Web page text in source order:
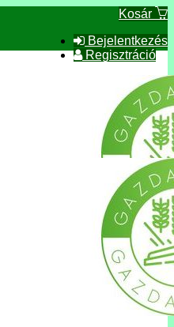
Kosár
Bejelentkezés
Regisztráció